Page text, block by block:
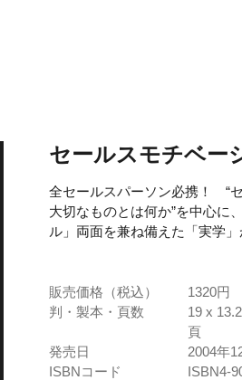
セールスモチベー
全セールスパーソン必携！ “
大切なものとは何か”を中心に
ル」両面を兼ね備えた「実学」
販売価格（税込）
1320円
判・製本・頁数
19 x
頁
発売日
2004年
ISBNコード
ISBN4-